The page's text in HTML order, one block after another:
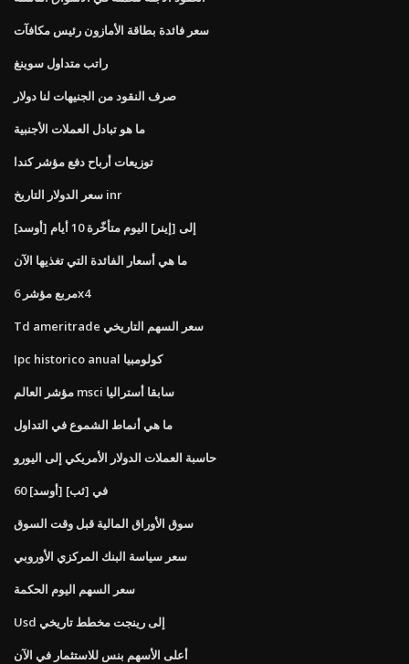
سعر فائدة بطاقة الأمازون رئيس مكافآت
راتب متداول سوينغ
صرف النقود من الجنيهات لنا دولار
ما هو تبادل العملات الأجنبية
توزيعات أرباح دفع مؤشر كندا
سعر الدولار التاريخ inr
[أوسد] إلى [إينر] اليوم متأخّرة 10 أيام
ما هي أسعار الفائدة التي تغذيها الآن
مربع مؤشر 6x4
Td ameritrade سعر السهم التاريخي
Ipc historico anual كولومبيا
مؤشر العالم msci سابقا أستراليا
ما هي أنماط الشموع في التداول
حاسبة العملات الدولار الأمريكي إلى اليورو
60 [أوسد] في [ثب]
سوق الأوراق المالية قبل وقت السوق
سعر سياسة البنك المركزي الأوروبي
سعر السهم اليوم الحكمة
Usd إلى رينجت مخطط تاريخي
أعلى الأسهم بنس للاستثمار في الآن